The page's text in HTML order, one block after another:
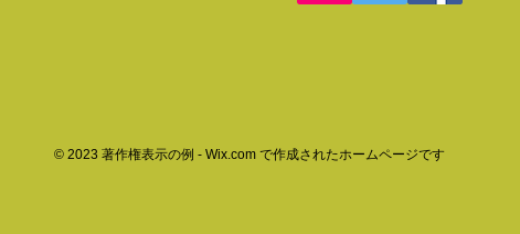
© 2023 著作権表示の例 - Wix.com で作成されたホームページです